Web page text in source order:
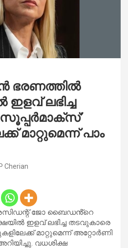
ഇളവ് ലഭിച്ച
മാറ്റുമെന്ന് പാം
Cherian
ജോ ബൈഡൻ്റെ
ഇളവ് ലഭിച്ച തടവുകാരെ
മാറ്റുമെന്ന് അറ്റോർണി
വധശിക്ഷ